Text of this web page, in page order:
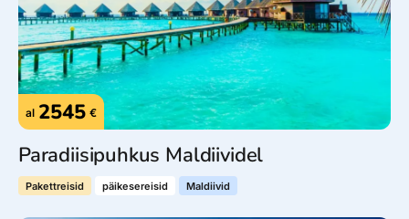
al 2545 €
Paradiisipuhkus Maldiividel
Pakettreisid päikesereisid Maldiivid